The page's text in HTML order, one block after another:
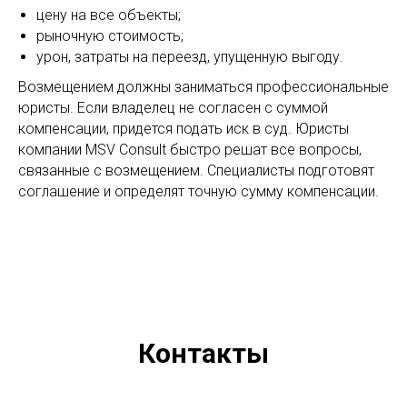
цену на все объекты;
рыночную стоимость;
урон, затраты на переезд, упущенную выгоду.
Возмещением должны заниматься профессиональные
юристы. Если владелец не согласен с суммой
компенсации, придется подать иск в суд. Юристы
компании MSV Consult быстро решат все вопросы,
связанные с возмещением. Специалисты подготовят
соглашение и определят точную сумму компенсации.
Контакты